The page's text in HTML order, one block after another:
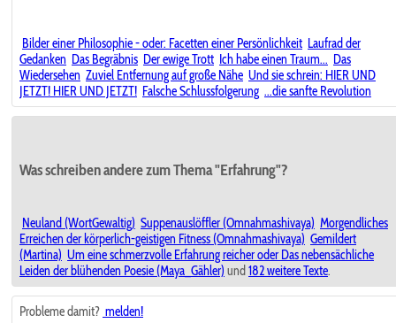
Bilder einer Philosophie - oder: Facetten einer Persönlichkeit Laufrad der
Gedanken Das Begräbnis Der ewige Trott Ich habe einen Traum... Das
Wiedersehen Zuviel Entfernung auf große Nähe Und sie schrein: HIER UND
JETZT! HIER UND JETZT! Falsche Schlussfolgerung ...die sanfte Revolution
Was schreiben andere zum Thema "Erfahrung"?
Neuland (WortGewaltig) Suppenauslöffler (Omnahmashivaya) Morgendliches
Erreichen der körperlich-geistigen Fitness (Omnahmashivaya) Gemildert
(Martina) Um eine schmerzvolle Erfahrung reicher oder Das nebensächliche
Leiden der blühenden Poesie (Maya_Gähler) und 182 weitere Texte.
Probleme damit? melden!